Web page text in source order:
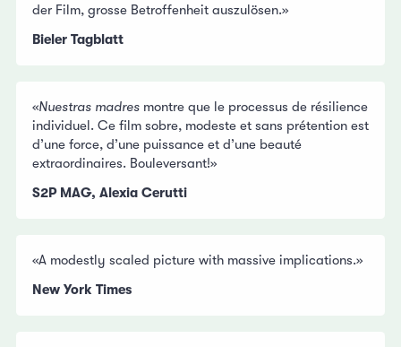
der Film, grosse Betroffenheit auszulösen.»
Bieler Tagblatt
«Nuestras madres montre que le processus de résilience
individuel. Ce film sobre, modeste et sans prétention est
d’une force, d’une puissance et d’une beauté
extraordinaires. Bouleversant!»
S2P MAG, Alexia Cerutti
«A modestly scaled picture with massive implications.»
New York Times